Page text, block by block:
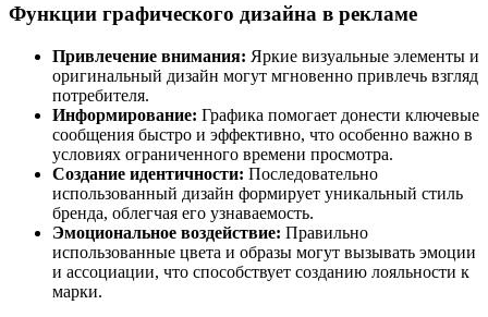
Функции графического дизайна в рекламе
Привлечение внимания: Яркие визуальные элементы и
оригинальный дизайн могут мгновенно привлечь взгляд
потребителя.
Информирование: Графика помогает донести ключевые
сообщения быстро и эффективно, что особенно важно в
условиях ограниченного времени просмотра.
Создание идентичности: Последовательно
использованный дизайн формирует уникальный стиль
бренда, облегчая его узнаваемость.
Эмоциональное воздействие: Правильно
использованные цвета и образы могут вызывать эмоции
и ассоциации, что способствует созданию лояльности к
марки.